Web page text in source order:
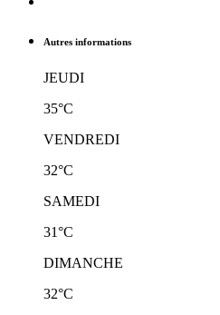
Autres informations
JEUDI
35°C
VENDREDI
32°C
SAMEDI
31°C
DIMANCHE
32°C